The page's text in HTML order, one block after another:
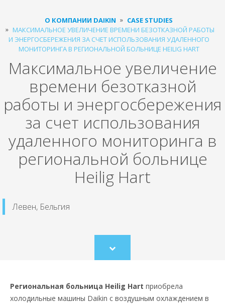
О КОМПАНИИ DAIKIN
CASE STUDIES
МАКСИМАЛЬНОЕ УВЕЛИЧЕНИЕ ВРЕМЕНИ БЕЗОТКАЗНОЙ РАБОТЫ
И ЭНЕРГОСБЕРЕЖЕНИЯ ЗА СЧЕТ ИСПОЛЬЗОВАНИЯ УДАЛЕННОГО
МОНИТОРИНГА В РЕГИОНАЛЬНОЙ БОЛЬНИЦЕ HEILIG HART
Максимальное увеличение
времени безотказной
работы и энергосбережения
за счет использования
удаленного мониторинга в
региональной больнице
Heilig Hart
Левен, Бельгия
Scroll
to
Региональная больница Heilig Hart приобрела
холодильные машины Daikin с воздушным охлаждением в